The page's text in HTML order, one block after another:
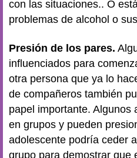
con las situaciones.. O
problemas de alcohol o
Presión de los pares.
influenciados para
otra persona que ya lo
de compañeros también
papel importante. Algunos
en grupos y pueden
adolescente podría ceder
grupo para demostrar que